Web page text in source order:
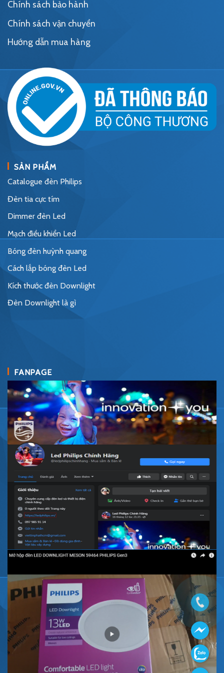
Chính sách bảo hành
Chính sách vận chuyển
Hướng dẫn mua hàng
SẢN PHẨM
Catalogue đèn Philips
Đèn tia cực tím
Dimmer đèn Led
Mạch điều khiển Led
Bóng đèn huỳnh quang
Cách lắp bóng đèn Led
Kích thước đèn Downlight
Đèn Downlight là gì
FANPAGE